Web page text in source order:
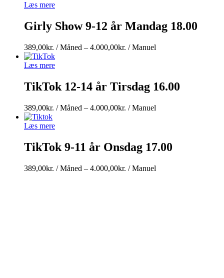
4.000,00kr.
Manuel
Læs mere
Girly Show 9-12 år Mandag 18.00
389,00kr. / Måned – 4.000,00kr. / Manuel
til
4.000,00kr.
Manuel
Læs mere
TikTok 12-14 år Tirsdag 16.00
389,00kr. / Måned – 4.000,00kr. / Manuel
til
4.000,00kr.
Manuel
Læs mere
TikTok 9-11 år Onsdag 17.00
389,00kr. / Måned – 4.000,00kr. / Manuel